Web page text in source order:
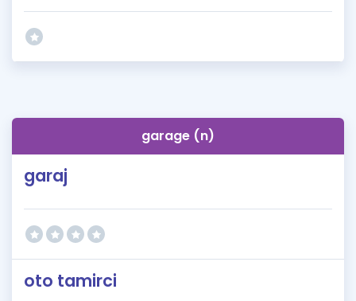
garage (n)
garaj
oto tamirci